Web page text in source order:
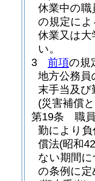
休業中の
の規定に
休業又は
い。
3
前項の規
地方公務
末手当及
(災害補償
第19条
職
勤により
償法(昭和
ない期間
の条例に